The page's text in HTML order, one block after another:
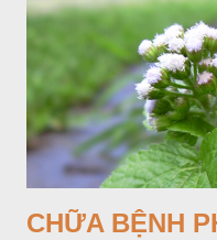
CHỮA BỆNH